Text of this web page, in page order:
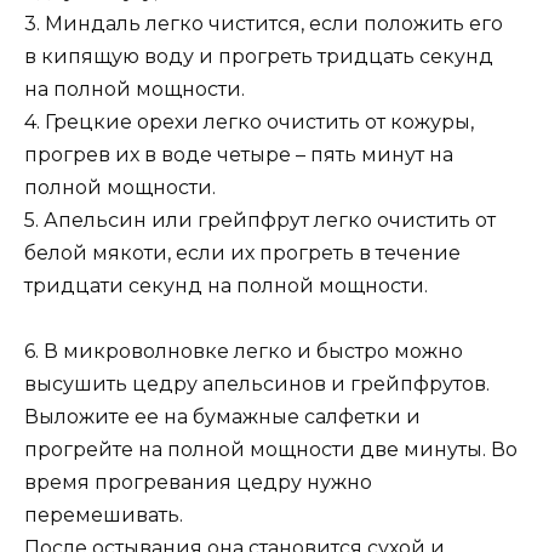
3. Миндаль легко чистится, если положить его
в кипящую воду и прогреть тридцать секунд
на полной мощности.
4. Грецкие орехи легко очистить от кожуры,
прогрев их в воде четыре – пять минут на
полной мощности.
5. Апельсин или грейпфрут легко очистить от
белой мякоти, если их прогреть в течение
тридцати секунд на полной мощности.
6. В микроволновке легко и быстро можно
высушить цедру апельсинов и грейпфрутов.
Выложите ее на бумажные салфетки и
прогрейте на полной мощности две минуты. Во
время прогревания цедру нужно
перемешивать.